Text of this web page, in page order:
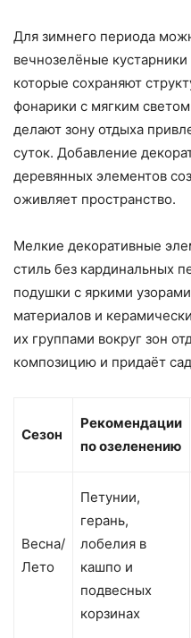
Для зимнего периода
вечнозелёные
которые сохраняют
фонарики с мягким
делают зону отдыха
суток. Добавление
деревянных элементов
оживляет пространство.
Мелкие декоративные
стиль без кардинальных
подушки с яркими
материалов и
их группами вокруг зон
композицию и придаёт
Сезон
Рекомендации
по озеленению
Весна/
Лето
Петунии,
герань,
лобелия в
кашпо и
подвесных
корзинах